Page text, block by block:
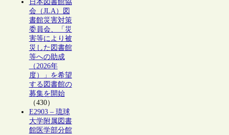
日本図書館協
会（JLA）図
書館災害対策
委員会、「災
害等により被
災した図書館
等への助成
（2026年
度）」を希望
する図書館の
募集を開始
（430）
E2903 – 琉球
大学附属図書
館医学部分館